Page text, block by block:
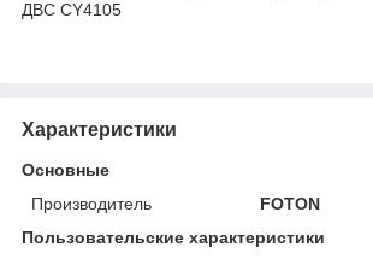
ДВС CY4105
Характеристики
Основные
Производитель
FOTON
Пользовательские характеристики